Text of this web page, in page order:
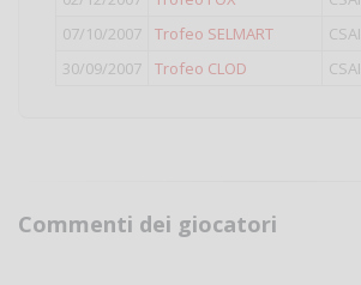
07/10/2007
Trofeo SELMART
30/09/2007
Trofeo CLOD
Commenti dei giocatori